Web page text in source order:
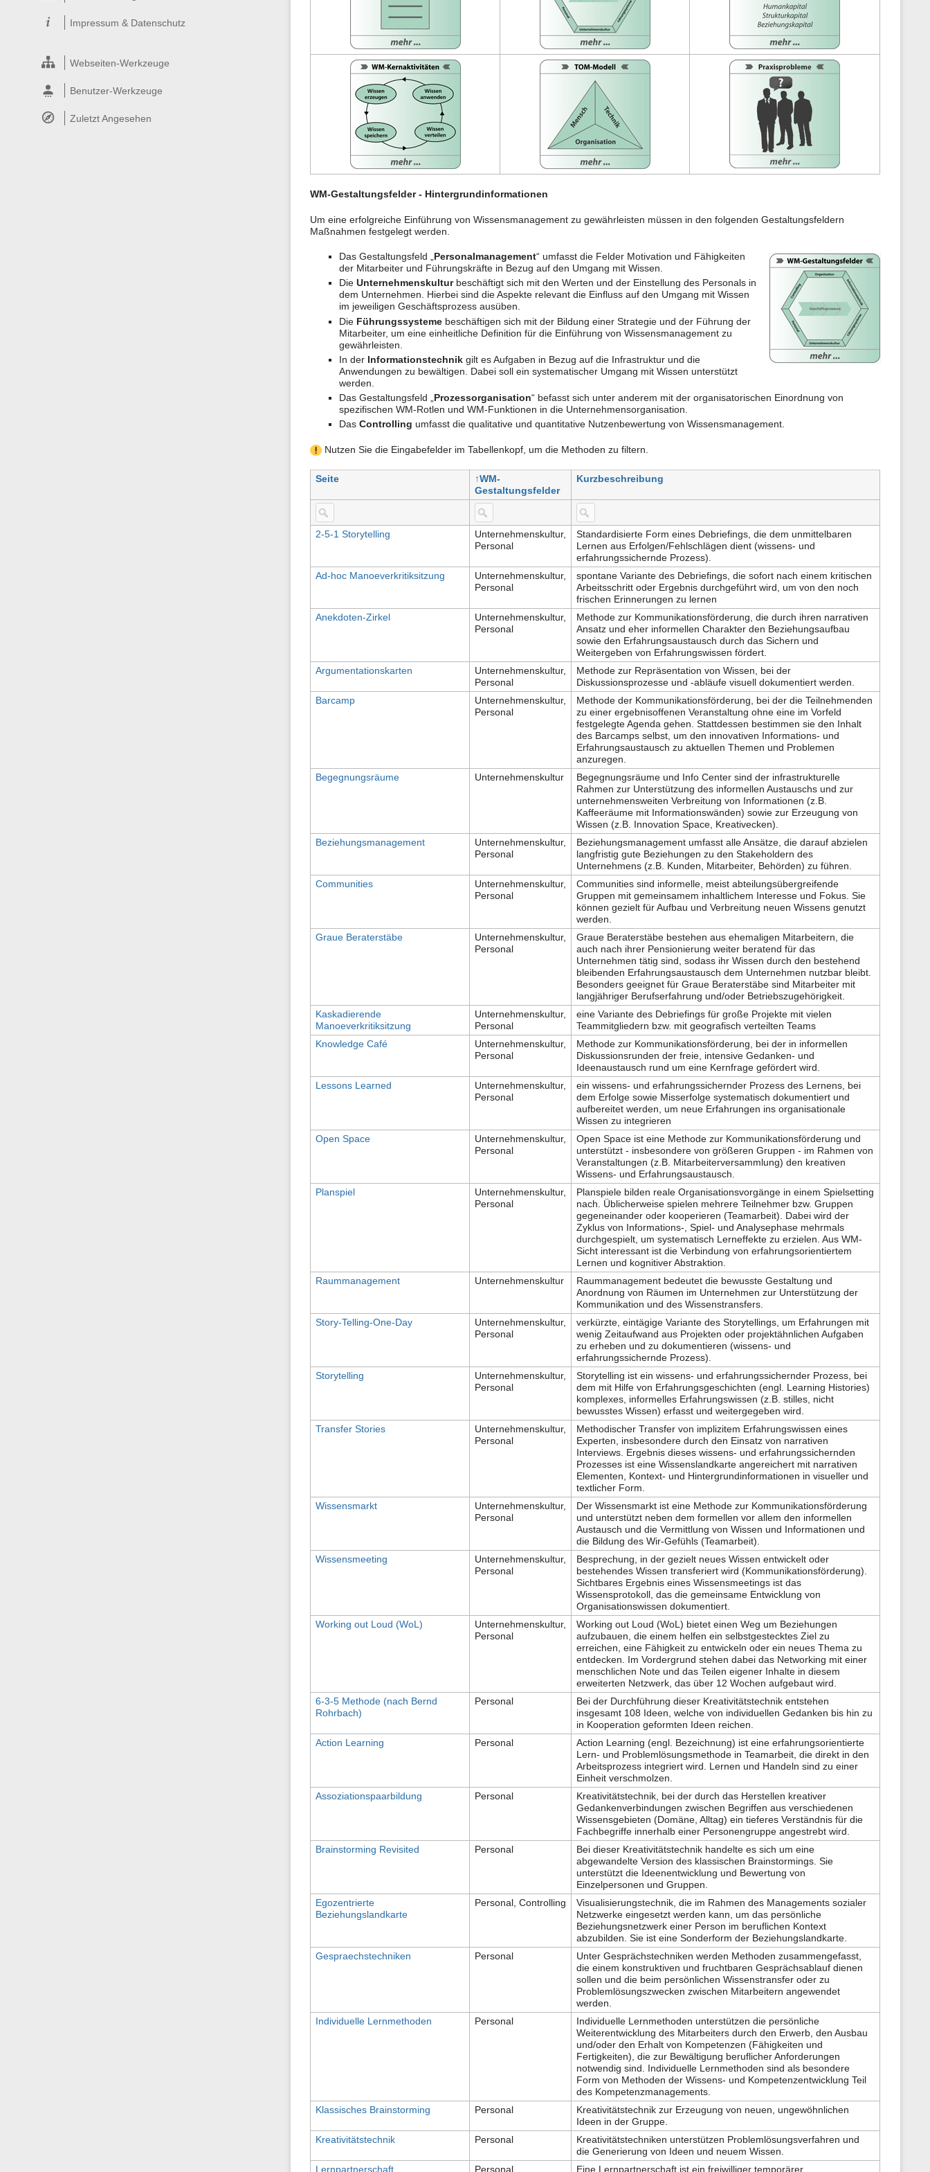
Impressum & Datenschutz
Webseiten-Werkzeuge
Benutzer-Werkzeuge
Zuletzt Angesehen
WM-Gestaltungsfelder - Hintergrundinformationen
Um eine erfolgreiche Einführung von Wissensmanagement zu gewährleisten müssen in den folgenden Gestaltungsfeldern
Maßnahmen festgelegt werden.
Das Gestaltungsfeld „ Personalmanagement“ umfasst die Felder Motivation und Fähigkeiten
der Mitarbeiter und Führungskräfte in Bezug auf den Umgang mit Wissen.
DieUnternehmenskulturbeschäftigt sich mit den Werten und der Einstellung des Personals in
dem Unternehmen. Hierbei sind die Aspekte relevant die Einfluss auf den Umgang mit Wissen
im jeweiligen Geschäftsprozess ausüben.
Die Führungssysteme beschäftigen sich mit der Bildung einer Strategie und der Führung der
Mitarbeiter, um eine einheitliche Definition für die Einführung von Wissensmanagement zu
gewährleisten.
In der Informationstechnik gilt es Aufgaben in Bezug auf die Infrastruktur und die
Anwendungen zu bewältigen. Dabei soll ein systematischer Umgang mit Wissen unterstützt
werden.
Das Gestaltungsfeld „ Prozessorganisation“ befasst sich unter anderem mit der organisatorischen Einordnung von
spezifischen WM-Rotlen und WM-Funktionen in die Unternehmensorganisation.
DasControlling umfasst die qualitative und quantitative Nutzenbewertung von Wissensmanagement.
Nutzen Sie die Eingabefelder im Tabellenkopf, um die Methoden zu filtern.
Seite
WM-
Gestaltungsfelder
Kurzbeschreibung
2-5-1 Storytelling
Unternehmenskultur,
Personal
Standardisierte Form eines Debriefings, die dem unmittelbaren
Lernen aus Erfolgen/Fehlschlägen dient (wissens- und
erfahrungssichernde Prozess).
Ad-hoc Manoeverkritiksitzung
Unternehmenskultur,
Personal
spontane Variante des Debriefings, die sofort nach einem kritischen
Arbeitsschritt oder Ergebnis durchgeführt wird, um von den noch
frischen Erinnerungen zu lernen
Anekdoten-Zirkel
Unternehmenskultur,
Personal
Methode zur Kommunikationsförderung, die durch ihren narrativen
Ansatz und eher informellen Charakter den Beziehungsaufbau
sowie den Erfahrungsaustausch durch das Sichern und
Weitergeben von Erfahrungswissen fördert.
Argumentationskarten
Unternehmenskultur,
Personal
Methode zur Repräsentation von Wissen, bei der
Diskussionsprozesse und -abläufe visuell dokumentiert werden.
Barcamp
Unternehmenskultur,
Personal
Methode der Kommunikationsförderung, bei der die Teilnehmenden
zu einer ergebnisoffenen Veranstaltung ohne eine im Vorfeld
festgelegte Agenda gehen. Stattdessen bestimmen sie den Inhalt
des Barcamps selbst, um den innovativen Informations- und
Erfahrungsaustausch zu aktuellen Themen und Problemen
anzuregen.
Begegnungsräume
Unternehmenskultur
Begegnungsräume und Info Center sind der infrastrukturelle
Rahmen zur Unterstützung des informellen Austauschs und zur
unternehmensweiten Verbreitung von Informationen (z.B.
Kaffeeräume mit Informationswänden) sowie zur Erzeugung von
Wissen (z.B. Innovation Space, Kreativecken).
Beziehungsmanagement
Unternehmenskultur,
Personal
Beziehungsmanagement umfasst alle Ansätze, die darauf abzielen
langfristig gute Beziehungen zu den Stakeholdern des
Unternehmens (z.B. Kunden, Mitarbeiter, Behörden) zu führen.
Communities
Unternehmenskultur,
Personal
Communities sind informelle, meist abteilungsübergreifende
Gruppen mit gemeinsamem inhaltlichem Interesse und Fokus. Sie
können gezielt für Aufbau und Verbreitung neuen Wissens genutzt
werden.
Graue Beraterstäbe
Unternehmenskultur,
Personal
Graue Beraterstäbe bestehen aus ehemaligen Mitarbeitern, die
auch nach ihrer Pensionierung weiter beratend für das
Unternehmen tätig sind, sodass ihr Wissen durch den bestehend
bleibenden Erfahrungsaustausch dem Unternehmen nutzbar bleibt.
Besonders geeignet für Graue Beraterstäbe sind Mitarbeiter mit
langjähriger Berufserfahrung und/oder Betriebszugehörigkeit.
Kaskadierende
Manoeverkritiksitzung
Unternehmenskultur,
Personal
eine Variante des Debriefings für große Projekte mit vielen
Teammitgliedern bzw. mit geografisch verteilten Teams
Knowledge Café
Unternehmenskultur,
Personal
Methode zur Kommunikationsförderung, bei der in informellen
Diskussionsrunden der freie, intensive Gedanken- und
Ideenaustausch rund um eine Kernfrage gefördert wird.
Lessons Learned
Unternehmenskultur,
Personal
ein wissens- und erfahrungssichernder Prozess des Lernens, bei
dem Erfolge sowie Misserfolge systematisch dokumentiert und
aufbereitet werden, um neue Erfahrungen ins organisationale
Wissen zu integrieren
Open Space
Unternehmenskultur,
Personal
Open Space ist eine Methode zur Kommunikationsförderung und
unterstützt - insbesondere von größeren Gruppen - im Rahmen von
Veranstaltungen (z.B. Mitarbeiterversammlung) den kreativen
Wissens- und Erfahrungsaustausch.
Planspiel
Unternehmenskultur,
Personal
Planspiele bilden reale Organisationsvorgänge in einem Spielsetting
nach. Üblicherweise spielen mehrere Teilnehmer bzw. Gruppen
gegeneinander oder kooperieren (Teamarbeit). Dabei wird der
Zyklus von Informations-, Spiel- und Analysephase mehrmals
durchgespielt, um systematisch Lerneffekte zu erzielen. Aus WM-
Sicht interessant ist die Verbindung von erfahrungsorientiertem
Lernen und kognitiver Abstraktion.
Raummanagement
Unternehmenskultur
Raummanagement bedeutet die bewusste Gestaltung und
Anordnung von Räumen im Unternehmen zur Unterstützung der
Kommunikation und des Wissenstransfers.
Story-Telling-One-Day
Unternehmenskultur,
Personal
verkürzte, eintägige Variante des Storytellings, um Erfahrungen mit
wenig Zeitaufwand aus Projekten oder projektähnlichen Aufgaben
zu erheben und zu dokumentieren (wissens- und
erfahrungssichernde Prozess).
Storytelling
Unternehmenskultur,
Personal
Storytelling ist ein wissens- und erfahrungssichernder Prozess, bei
dem mit Hilfe von Erfahrungsgeschichten (engl. Learning Histories)
komplexes, informelles Erfahrungswissen (z.B. stilles, nicht
bewusstes Wissen) erfasst und weitergegeben wird.
Transfer Stories
Unternehmenskultur,
Personal
Methodischer Transfer von implizitem Erfahrungswissen eines
Experten, insbesondere durch den Einsatz von narrativen
Interviews. Ergebnis dieses wissens- und erfahrungssichernden
Prozesses ist eine Wissenslandkarte angereichert mit narrativen
Elementen, Kontext- und Hintergrundinformationen in visueller und
textlicher Form.
Wissensmarkt
Unternehmenskultur,
Personal
Der Wissensmarkt ist eine Methode zur Kommunikationsförderung
und unterstützt neben dem formellen vor allem den informellen
Austausch und die Vermittlung von Wissen und Informationen und
die Bildung des Wir-Gefühls (Teamarbeit).
Wissensmeeting
Unternehmenskultur,
Personal
Besprechung, in der gezielt neues Wissen entwickelt oder
bestehendes Wissen transferiert wird (Kommunikationsförderung).
Sichtbares Ergebnis eines Wissensmeetings ist das
Wissensprotokoll, das die gemeinsame Entwicklung von
Organisationswissen dokumentiert.
Working out Loud (WoL)
Unternehmenskultur,
Personal
Working out Loud (WoL) bietet einen Weg um Beziehungen
aufzubauen, die einem helfen ein selbstgestecktes Ziel zu
erreichen, eine Fähigkeit zu entwickeln oder ein neues Thema zu
entdecken. Im Vordergrund stehen dabei das Networking mit einer
menschlichen Note und das Teilen eigener Inhalte in diesem
erweiterten Netzwerk, das über 12 Wochen aufgebaut wird.
6-3-5 Methode (nach Bernd
Rohrbach)
Personal
Bei der Durchführung dieser Kreativitätstechnik entstehen
insgesamt 108 Ideen, welche von individuellen Gedanken bis hin zu
in Kooperation geformten Ideen reichen.
Action Learning
Personal
Action Learning (engl. Bezeichnung) ist eine erfahrungsorientierte
Lern- und Problemlösungsmethode in Teamarbeit, die direkt in den
Arbeitsprozess integriert wird. Lernen und Handeln sind zu einer
Einheit verschmolzen.
Assoziationspaarbildung
Personal
Kreativitätstechnik, bei der durch das Herstellen kreativer
Gedankenverbindungen zwischen Begriffen aus verschiedenen
Wissensgebieten (Domäne, Alltag) ein tieferes Verständnis für die
Fachbegriffe innerhalb einer Personengruppe angestrebt wird.
Brainstorming Revisited
Personal
Bei dieser Kreativitätstechnik handelte es sich um eine
abgewandelte Version des klassischen Brainstormings. Sie
unterstützt die Ideenentwicklung und Bewertung von
Einzelpersonen und Gruppen.
Egozentrierte
Beziehungslandkarte
Personal, Controlling
Visualisierungstechnik, die im Rahmen des Managements sozialer
Netzwerke eingesetzt werden kann, um das persönliche
Beziehungsnetzwerk einer Person im beruflichen Kontext
abzubilden. Sie ist eine Sonderform der Beziehungslandkarte.
Gespraechstechniken
Personal
Unter Gesprächstechniken werden Methoden zusammengefasst,
die einem konstruktiven und fruchtbaren Gesprächsablauf dienen
sollen und die beim persönlichen Wissenstransfer oder zu
Problemlösungszwecken zwischen Mitarbeitern angewendet
werden.
Individuelle Lernmethoden
Personal
Individuelle Lernmethoden unterstützen die persönliche
Weiterentwicklung des Mitarbeiters durch den Erwerb, den Ausbau
und/oder den Erhalt von Kompetenzen (Fähigkeiten und
Fertigkeiten), die zur Bewältigung beruflicher Anforderungen
notwendig sind. Individuelle Lernmethoden sind als besondere
Form von Methoden der Wissens- und Kompetenzentwicklung Teil
des Kompetenzmanagements.
Klassisches Brainstorming
Personal
Kreativitätstechnik zur Erzeugung von neuen, ungewöhnlichen
Ideen in der Gruppe.
Kreativitätstechnik
Personal
Kreativitätstechniken unterstützen Problemlösungsverfahren und
die Generierung von Ideen und neuem Wissen.
Lernpartnerschaft
Personal Eine Lernpartnerschaft ist ein freiwilliger temporärer